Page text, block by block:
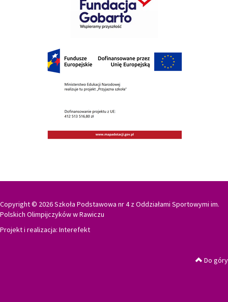
Copyright © 2026 Szkoła Podstawowa nr 4 z Oddziałami Sportowymi im.
Polskich Olimpijczyków w Rawiczu
Projekt i realizacja: Interefekt
Do góry